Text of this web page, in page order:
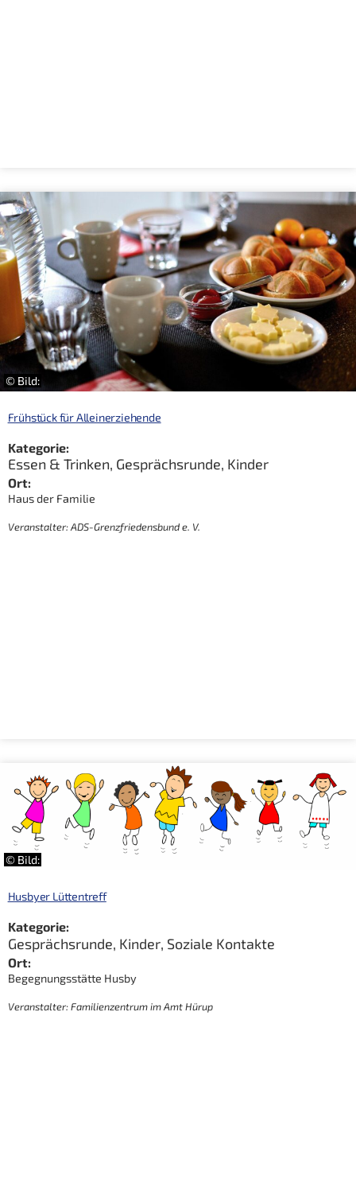
© Bild:
Frühstück für Alleinerziehende
Kategorie:
Essen & Trinken, Gesprächsrunde, Kinder
Ort:
Haus der Familie
Veranstalter: ADS-Grenzfriedensbund e. V.
© Bild:
Husbyer Lüttentreff
Kategorie:
Gesprächsrunde, Kinder, Soziale Kontakte
Ort:
Begegnungsstätte Husby
Veranstalter: Familienzentrum im Amt Hürup